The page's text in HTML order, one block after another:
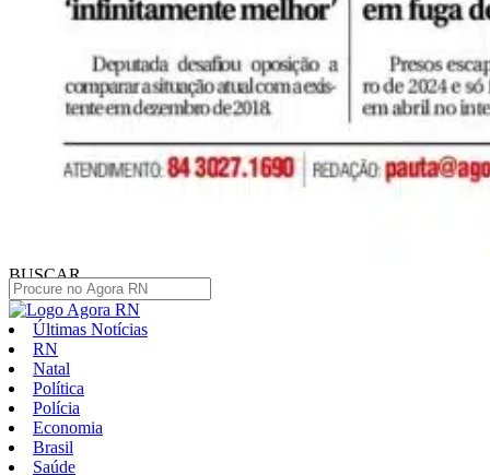
BUSCAR
Últimas Notícias
RN
Natal
Política
Polícia
Economia
Brasil
Saúde